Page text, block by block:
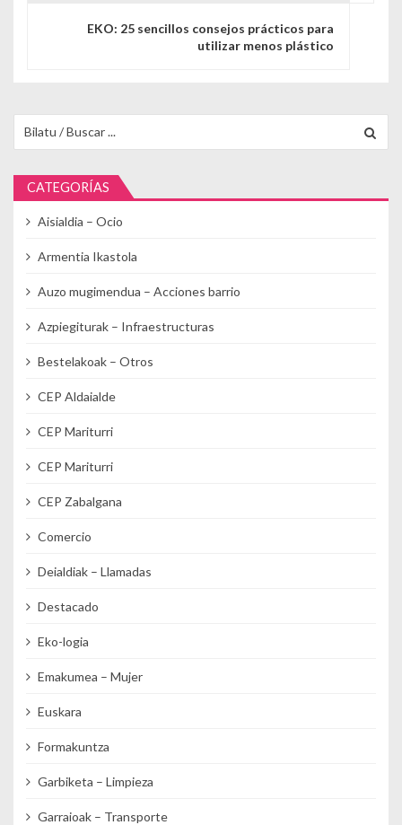
EKO: 25 sencillos consejos prácticos para
utilizar menos plástico
CATEGORÍAS
Aisialdia – Ocio
Armentia Ikastola
Auzo mugimendua – Acciones barrio
Azpiegiturak – Infraestructuras
Bestelakoak – Otros
CEP Aldaialde
CEP Mariturri
CEP Mariturri
CEP Zabalgana
Comercio
Deialdiak – Llamadas
Destacado
Eko-logia
Emakumea – Mujer
Euskara
Formakuntza
Garbiketa – Limpieza
Garraioak – Transporte